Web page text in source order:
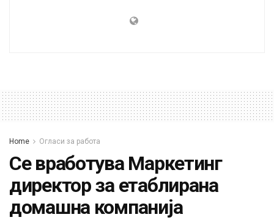
Home Огласи за работа
Се вработува Маркетинг
директор за етаблирана
домашна компанија